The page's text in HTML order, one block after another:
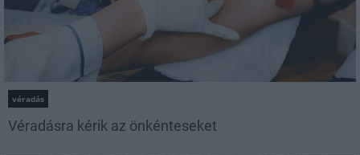
véradás
Véradásra kérik az önkénteseket